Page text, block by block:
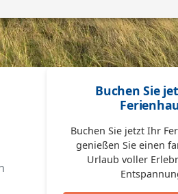
Buchen Sie
Buchen Sie jetzt Ihr
genießen Sie einen
Urlaub voller